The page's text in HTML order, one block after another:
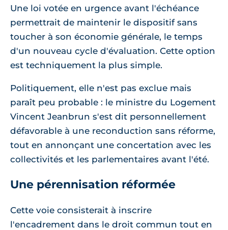
Une loi votée en urgence avant l'échéance
permettrait de maintenir le dispositif sans
toucher à son économie générale, le temps
d'un nouveau cycle d'évaluation. Cette option
est techniquement la plus simple.
Politiquement, elle n'est pas exclue mais
paraît peu probable : le ministre du Logement
Vincent Jeanbrun s'est dit personnellement
défavorable à une reconduction sans réforme,
tout en annonçant une concertation avec les
collectivités et les parlementaires avant l'été.
Une pérennisation réformée
Cette voie consisterait à inscrire
l'encadrement dans le droit commun tout en